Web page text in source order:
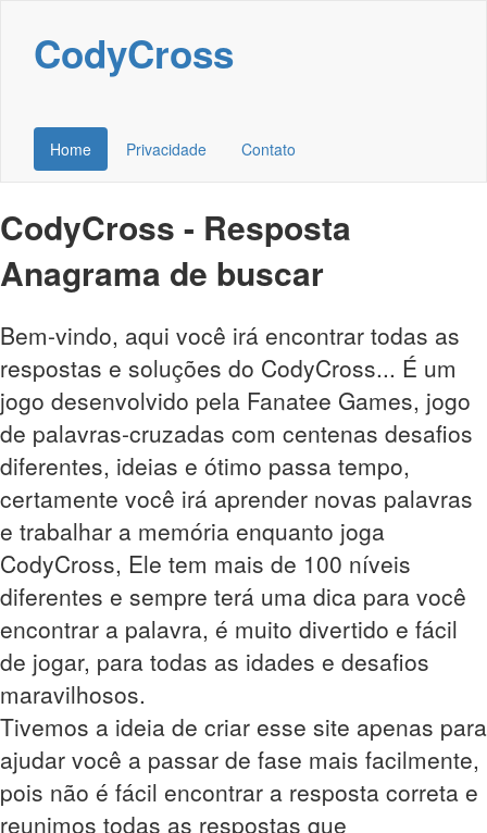
CodyCross
Home Privacidade Contato
CodyCross - Resposta
Anagrama de buscar
Bem-vindo, aqui você irá encontrar todas as
respostas e soluções do CodyCross... É um
jogo desenvolvido pela Fanatee Games, jogo
de palavras-cruzadas com centenas desafios
diferentes, ideias e ótimo passa tempo,
certamente você irá aprender novas palavras
e trabalhar a memória enquanto joga
CodyCross, Ele tem mais de 100 níveis
diferentes e sempre terá uma dica para você
encontrar a palavra, é muito divertido e fácil
de jogar, para todas as idades e desafios
maravilhosos.
Tivemos a ideia de criar esse site apenas para
ajudar você a passar de fase mais facilmente,
pois não é fácil encontrar a resposta correta e
reunimos todas as respostas que